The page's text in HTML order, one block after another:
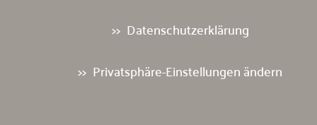
Datenschutzerklärung
Privatsphäre-Einstellungen ändern